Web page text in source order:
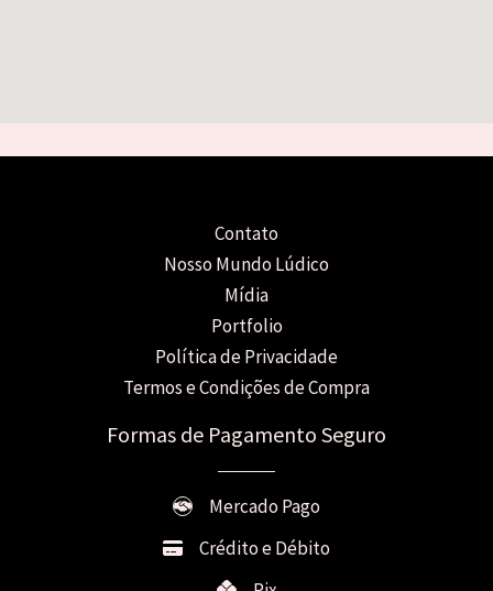
Contato
Nosso Mundo Lúdico
Mídia
Portfolio
Política de Privacidade
Termos e Condições de Compra
Formas de Pagamento Seguro
Mercado Pago
Crédito e Débito